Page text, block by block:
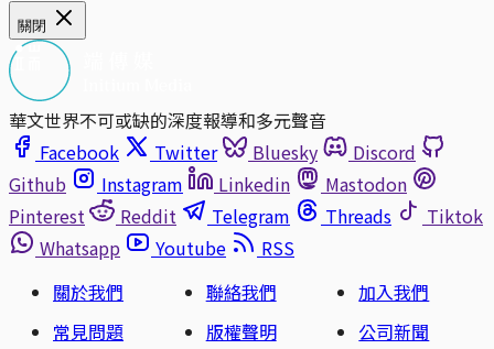
關閉
華文世界不可或缺的深度報導和多元聲音
Facebook
Twitter Bluesky
Discord
Github
Instagram Linkedin
Mastodon
Pinterest
Reddit Telegram Threads
Tiktok
Whatsapp
Youtube
RSS
關於我們
聯絡我們
加入我們
常見問題
版權聲明
公司新聞